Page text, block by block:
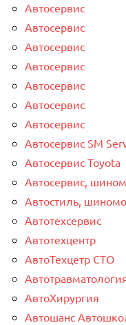
Автосервис
Автосервис
Автосервис
Автосервис
Автосервис
Автосервис
Автосервис
Автосервис SM
Автосервис Toyota
Автосервис,
Автостиль,
Автотехсервис
Автотехцентр
АвтоТехцетр СТО
АвтоХирургия
Автошанс